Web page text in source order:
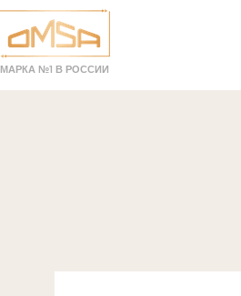
МАРКА №1 В РОССИИ